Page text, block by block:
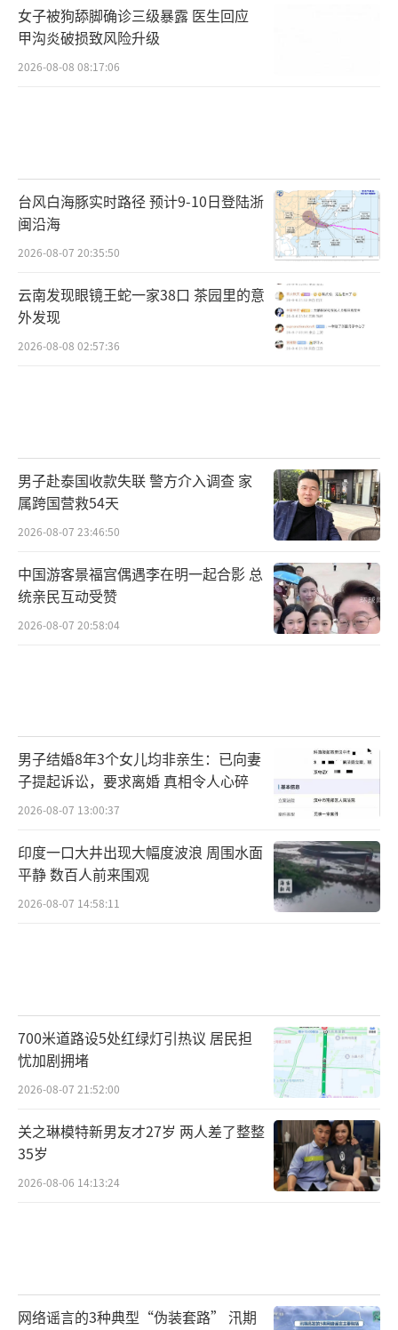
女子被狗舔脚确诊三级暴露 医生回应
甲沟炎破损致风险升级
2026-08-08 08:17:06
台风白海豚实时路径 预计9-10日登陆浙
闽沿海
2026-08-07 20:35:50
云南发现眼镜王蛇一家38口 茶园里的意
外发现
2026-08-08 02:57:36
男子赴泰国收款失联 警方介入调查 家
属跨国营救54天
2026-08-07 23:46:50
中国游客景福宫偶遇李在明一起合影 总
统亲民互动受赞
2026-08-07 20:58:04
男子结婚8年3个女儿均非亲生：已向妻
子提起诉讼，要求离婚 真相令人心碎
2026-08-07 13:00:37
印度一口大井出现大幅度波浪 周围水面
平静 数百人前来围观
2026-08-07 14:58:11
700米道路设5处红绿灯引热议 居民担
忧加剧拥堵
2026-08-07 21:52:00
关之琳模特新男友才27岁 两人差了整整
35岁
2026-08-06 14:13:24
网络谣言的3种典型“伪装套路” 汛期